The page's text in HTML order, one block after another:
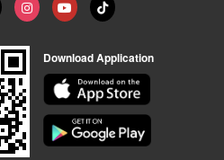
Download Application